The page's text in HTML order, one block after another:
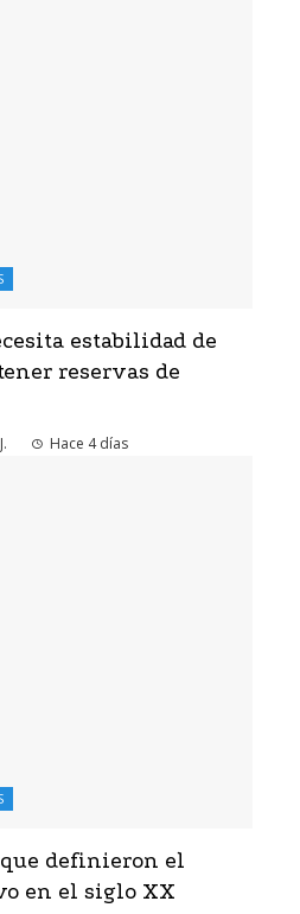
estabilidad de
reservas de
Hace 4 días
definieron el
en el siglo XX